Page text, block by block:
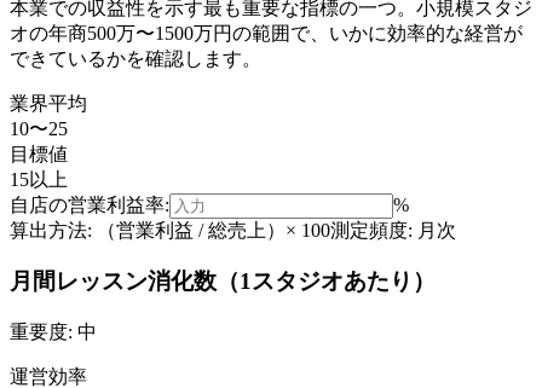
本業での収益性を示す最も重要な指標の一つ。小規模スタジ
オの年商500万〜1500万円の範囲で、いかに効率的な経営が
できているかを確認します。
業界平均
10〜25
目標値
15以上
自店の営業利益率:
%
算出方法:
（営業利益 / 総売上）× 100測定頻度: 月次
月間レッスン消化数（1スタジオあたり）
重要度: 中
運営効率